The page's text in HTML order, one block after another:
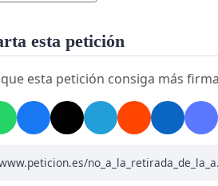
esta petición
esta petición consiga más